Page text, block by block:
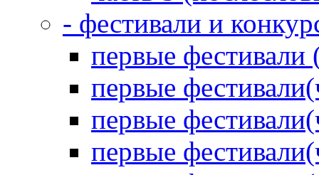
- фестивали и
первые фестивали
первые
первые
первые